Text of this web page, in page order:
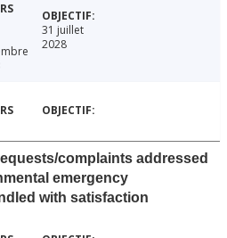
31 juillet
2028
complaints addressed
emergency
with satisfaction